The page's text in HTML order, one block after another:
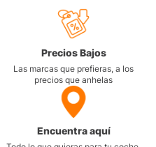
Precios Bajos
Las marcas que prefieras, a los
precios que anhelas
Encuentra aquí